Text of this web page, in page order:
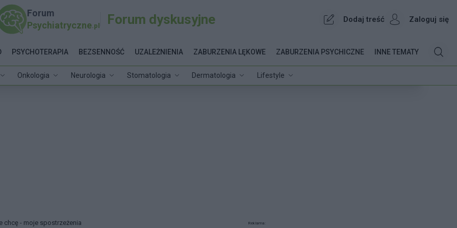
Forum
Psychiatryczne.pl Forum dyskusyjne Dodaj treść Zaloguj się
Onkologia Neurologia Stomatologia Dermatologia Lifestyle
PSYCHOTERAPIA BEZSENNOŚĆ UZALEŻNIENIA ZABURZENIA LĘKOWE ZABURZENIA PSYCHICZNE INNE TEMATY
chcę - moje spostrzeżenia Reklama: